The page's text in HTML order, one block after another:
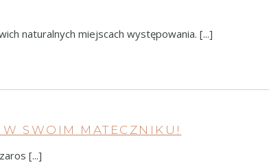
naturalnych miejscach występowania. [...]
SWOIM MATECZNIKU!
[...]